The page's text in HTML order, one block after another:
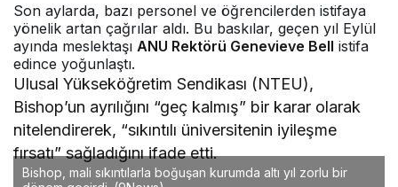
Son aylarda, bazı personel ve öğrencilerden istifaya
yönelik artan çağrılar aldı. Bu baskılar, geçen yıl Eylül
ayında meslektaşı ANU Rektörü Genevieve Bell istifa
edince yoğunlaştı.
Ulusal Yükseköğretim Sendikası (NTEU),
Bishop’un ayrılığını “geç kalmış” bir karar olarak
nitelendirerek, “sıkıntılı üniversitenin iyileşme
fırsatı” sağladığını ifade etti.
Bishop, mali sıkıntılarla boğuşan kurumda altı yıl zorlu bir